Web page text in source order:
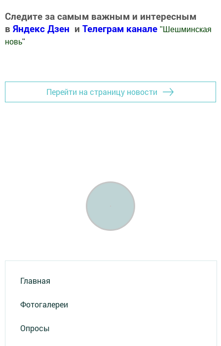
Следите за самым важным и интересным
в Яндекс Дзен и Телеграм канале " Шешминская
новь"
Перейти на страницу новости
Главная
Фотогалереи
Опросы